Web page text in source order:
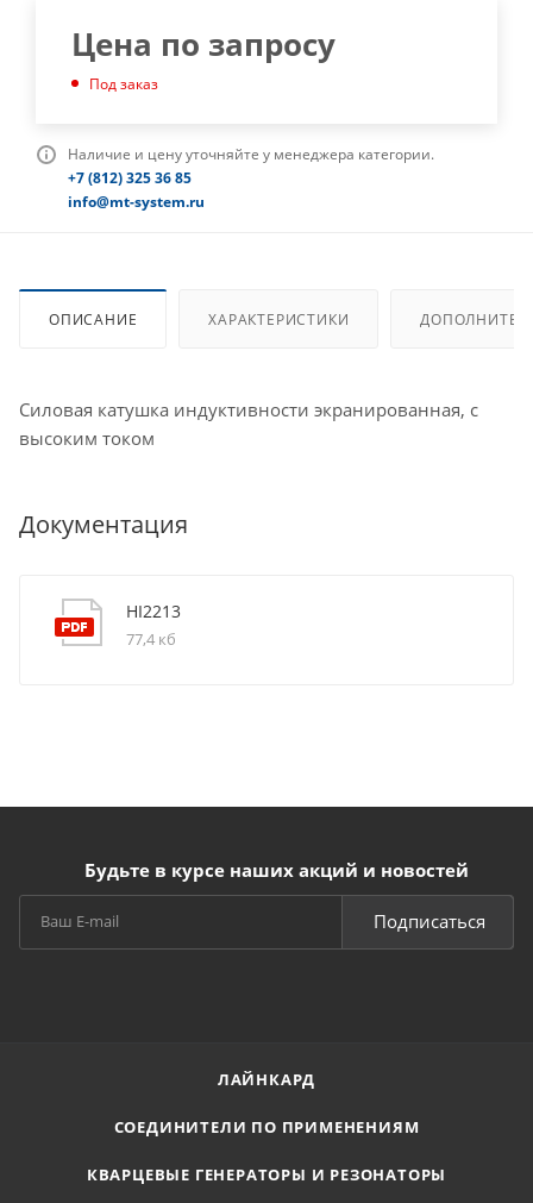
Цена по запросу
Под заказ
Наличие и цену уточняйте у менеджера категории.
+7 (812) 325 36 85
info@mt-system.ru
ОПИСАНИЕ ХАРАКТЕРИСТИКИ
Силовая катушка индуктивности экранированная, с
высоким током
Документация
HI2213
77,4 кб
Будьте в курсе наших акций и новостей
Подписаться
ЛАЙНКАРД
СОЕДИНИТЕЛИ ПО ПРИМЕНЕНИЯМ
КВАРЦЕВЫЕ ГЕНЕРАТОРЫ И РЕЗОНАТОРЫ